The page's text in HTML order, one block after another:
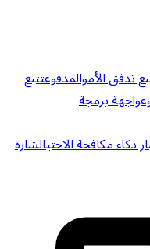
تدفق الأموالمدفوعتتبع
واجهة برمجة
ذكاء مكافحة الاحتيالشارة